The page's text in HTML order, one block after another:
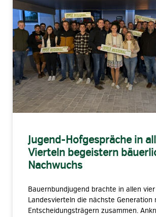
Jugend-Hofgespräche in
Vierteln begeistern
Nachwuchs
Bauernbundjugend brachte in allen vier
Landesvierteln die nächste Generation
Entscheidungsträgern zusammen.